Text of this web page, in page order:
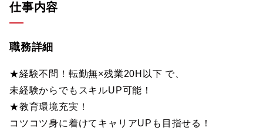
仕事内容
職務詳細
★経験不問！転勤無×残業20H以下 で、
未経験からでもスキルUP可能！
★教育環境充実！
コツコツ身に着けてキャリアUPも目指せる！